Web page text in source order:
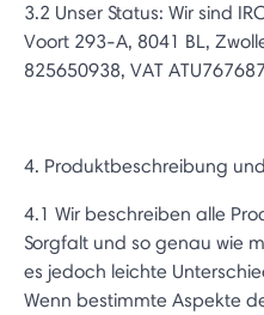
3.2 Unser Status: Wir sind
Voort 293-A, 8041 BL,
825650938, VAT
4. Produktbeschreibung
4.1 Wir beschreiben alle
Sorgfalt und so genau wie
es jedoch leichte
Wenn bestimmte Aspekte